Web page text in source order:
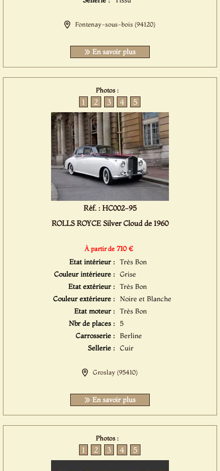
Fontenay-sous-bois (94120)
En savoir plus
Photos :
1 2 3 4 5
Réf. : HC002-95
ROLLS ROYCE Silver Cloud de 1960
À partir de 710 €
Etat intérieur : Très Bon
Couleur intérieure : Grise
Etat extérieur : Très Bon
Couleur extérieure : Noire et Blanche
Etat moteur : Très Bon
Nbr de places : 5
Carrosserie : Berline
Sellerie : Cuir
Groslay (95410)
En savoir plus
Photos :
1 2 3 4 5